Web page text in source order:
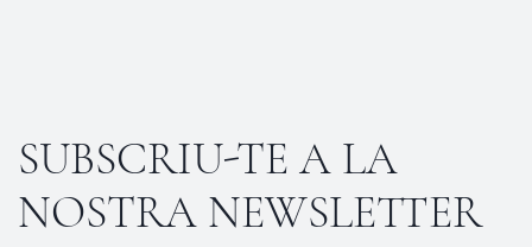
SUBSCRIU-TE A LA
NOSTRA NEWSLETTER